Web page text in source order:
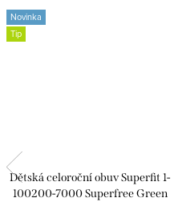
Novinka
Tip
Dětská celoroční obuv Superfit 1-
100200-7000 Superfree Green